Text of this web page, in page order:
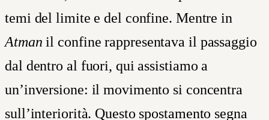
temi del limite e del confine. Mentre in
Atmanil confine rappresentava il passaggio
dal dentro al fuori, qui assistiamo a
un’inversione: il movimento si concentra
sull’interiorità. Questo spostamento segna